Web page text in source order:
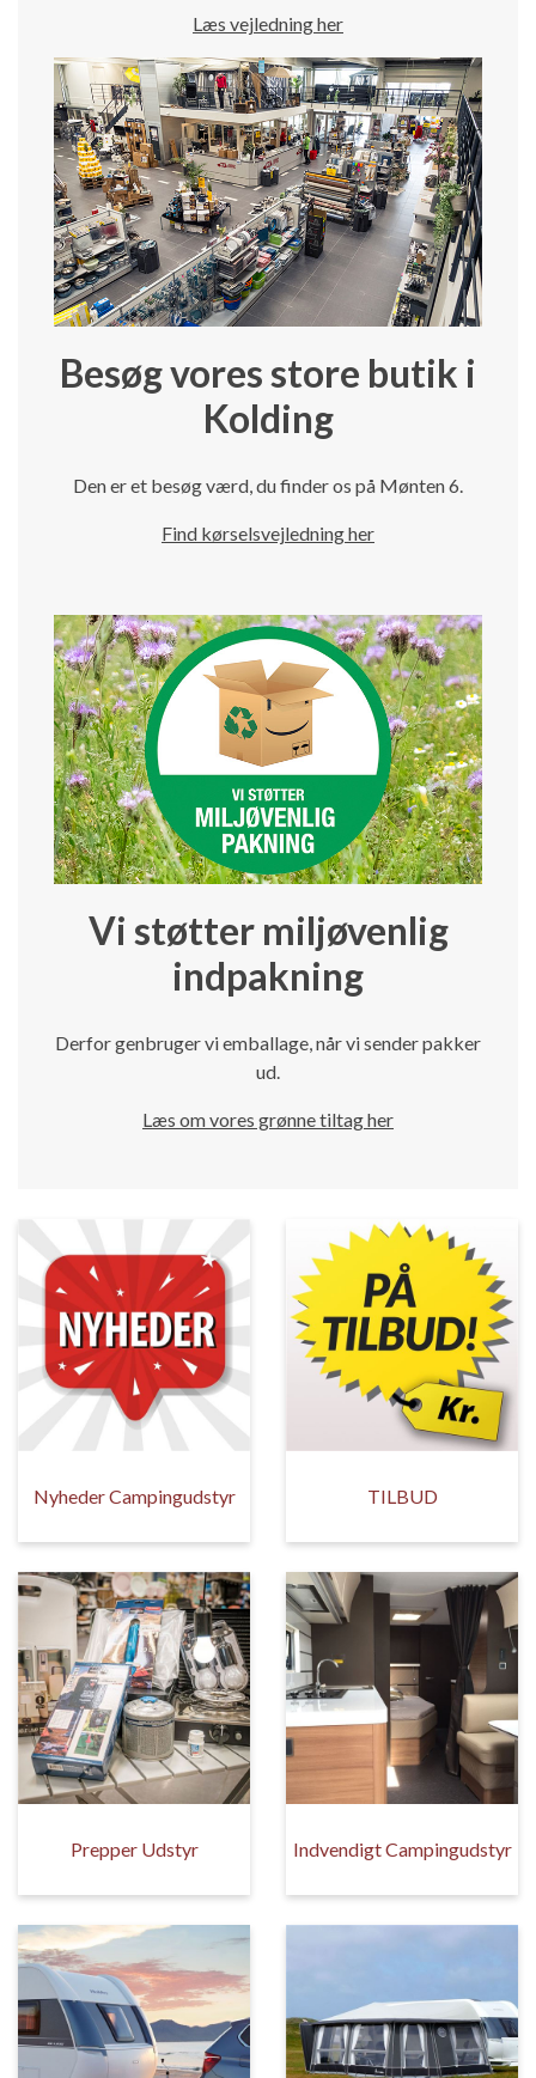
Læs vejledning her
Besøg vores store butik i
Kolding
Den er et besøg værd, du finder os på Mønten 6.
Find kørselsvejledning her
Vi støtter miljøvenlig
indpakning
Derfor genbruger vi emballage, når vi sender pakker
ud.
Læs om vores grønne tiltag her
Nyheder Campingudstyr TILBUD
Prepper Udstyr Indvendigt Campingudstyr